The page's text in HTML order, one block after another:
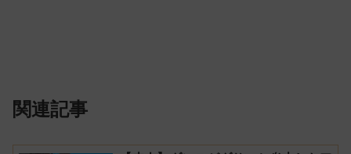
関連記事